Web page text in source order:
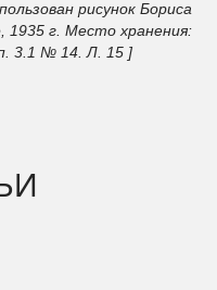
рисунок Бориса
1935 г. Место хранения:
3.1 № 14. Л. 15 ]